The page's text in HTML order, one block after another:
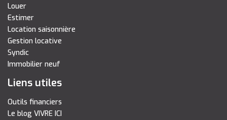
Louer
Estimer
Location saisonnière
Gestion locative
Syndic
Immobilier neuf
Liens utiles
Outils financiers
Le blog VIVRE ICI